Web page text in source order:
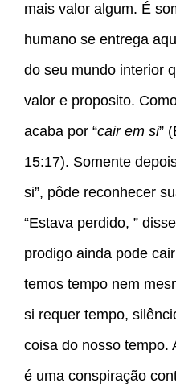
mais valor algum. É
humano se entrega
do seu mundo interior
valor e proposito.
acaba por “cair em si”
15:17). Somente
si”, pôde reconhecer
“Estava perdido, ”
prodigo ainda pode
temos tempo nem
si requer tempo,
coisa do nosso tempo.
é uma conspiração